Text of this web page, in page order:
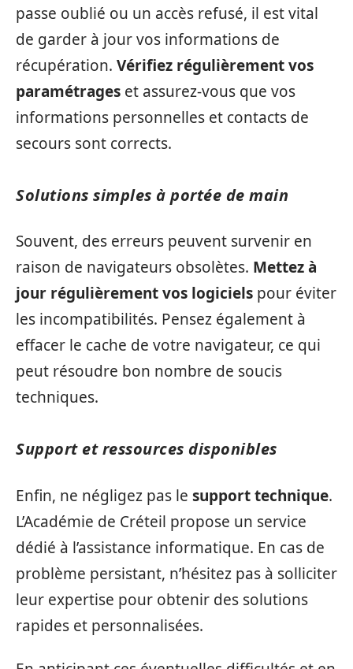
passe oublié ou un accès refusé, il est vital
de garder à jour vos informations de
récupération. Vérifiez régulièrement vos
paramétrages et assurez-vous que vos
informations personnelles et contacts de
secours sont corrects.
Solutions simples à portée de main
Souvent, des erreurs peuvent survenir en
raison de navigateurs obsolètes. Mettez à
jour régulièrement vos logiciels pour éviter
les incompatibilités. Pensez également à
effacer le cache de votre navigateur, ce qui
peut résoudre bon nombre de soucis
techniques.
Support et ressources disponibles
Enfin, ne négligez pas le support technique.
L’Académie de Créteil propose un service
dédié à l’assistance informatique. En cas de
problème persistant, n’hésitez pas à solliciter
leur expertise pour obtenir des solutions
rapides et personnalisées.